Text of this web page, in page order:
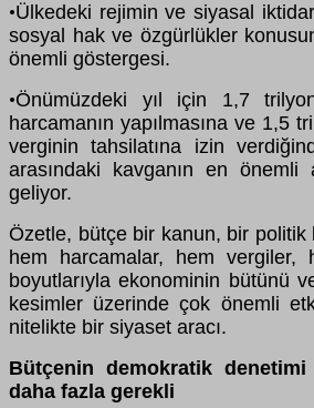
•Ülkedeki rejimin ve siyasal
sosyal hak ve özgürlükler
önemli göstergesi.
•Önümüzdeki yıl için 1,7
harcamanın yapılmasına ve 1,5
verginin tahsilatına izin
arasındaki kavganın en önemli
geliyor.
Özetle, bütçe bir kanun, bir politik
hem harcamalar, hem vergiler,
boyutlarıyla ekonominin bütünü
kesimler üzerinde çok önemli
nitelikte bir siyaset aracı.
Bütçenin demokratik denetimi
daha fazla gerekli